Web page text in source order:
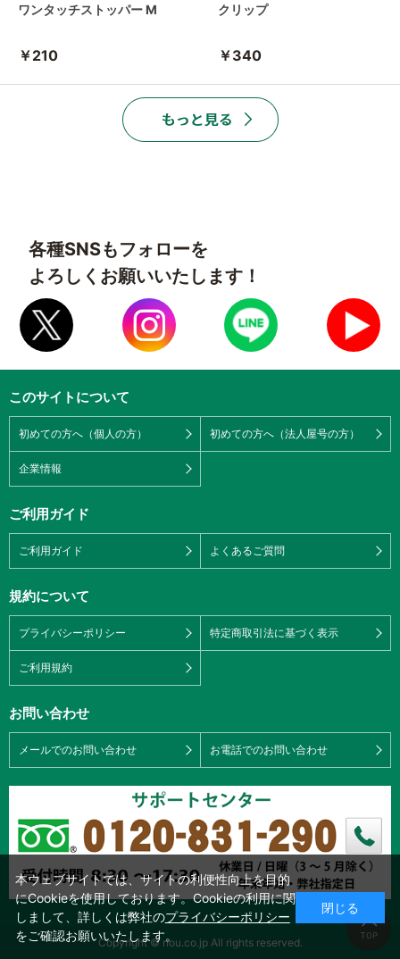
ワンタッチストッパー M
￥210
クリップ
￥340
各種SNSもフォローを
よろしくお願いいたします！
このサイトについて
初めての方へ（個人の方） 初めての方へ（法人屋号の方）
企業情報
ご利用ガイド
ご利用ガイド よくあるご質問
規約について
プライバシーポリシー 特定商取引法に基づく表示
ご利用規約
お問い合わせ
メールでのお問い合わせ お電話でのお問い合わせ
Copyright © nou.co.jp All rights reserved.
本ウェブサイトでは、サイトの利便性向上を目的
にCookieを使用しております。Cookieの利用に関
しまして、詳しくは弊社のプライバシーポリシー
をご確認お願いいたします。
閉じる